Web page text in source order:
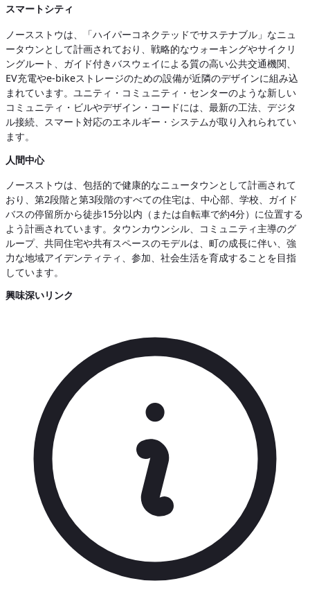
スマートシティ
ノースストウは、「ハイパーコネクテッドでサステナブル」なニュ
ータウンとして計画されており、戦略的なウォーキングやサイクリ
ングルート、ガイド付きバスウェイによる質の高い公共交通機関、
EV充電やe-bikeストレージのための設備が近隣のデザインに組み込
まれています。ユニティ・コミュニティ・センターのような新しい
コミュニティ・ビルやデザイン・コードには、最新の工法、デジタ
ル接続、スマート対応のエネルギー・システムが取り入れられてい
ます。
人間中心
ノースストウは、包括的で健康的なニュータウンとして計画されて
おり、第2段階と第3段階のすべての住宅は、中心部、学校、ガイド
バスの停留所から徒歩15分以内（または自転車で約4分）に位置する
よう計画されています。タウンカウンシル、コミュニティ主導のグ
ループ、共同住宅や共有スペースのモデルは、町の成長に伴い、強
力な地域アイデンティティ、参加、社会生活を育成することを目指
しています。
興味深いリンク